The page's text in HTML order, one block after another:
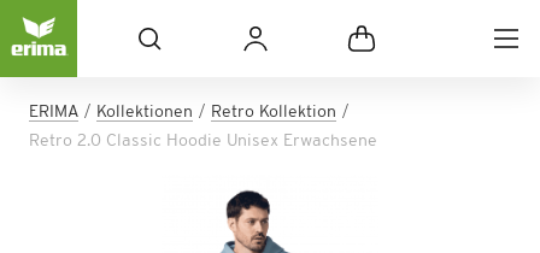
ERIMA Kollektionen
Retro Kollektion
Retro 2.0 Classic Hoodie Unisex Erwachsene